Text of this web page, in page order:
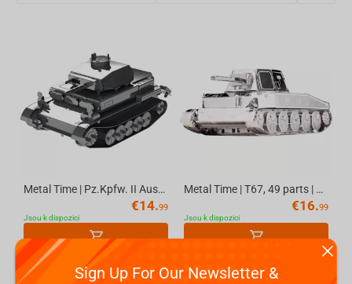
Metal Time | Pz.Kpfw. II Ausf.G, 63 parts | World of Tanks
€14.99
Jsou k dispozici
Metal Time | T67, 49 parts | World of Tanks
€16.99
Jsou k dispozici
Sign Up For Our Newsletter &